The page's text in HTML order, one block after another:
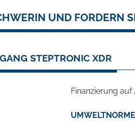
UND FORDERN
STEPTRONIC XDR
Finanzierung auf